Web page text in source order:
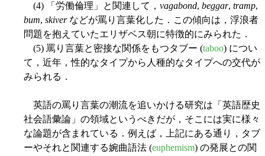
(4) 「労働倫理」と関連して， vagabond, beggar, tramp,
bum, skiverなどが罵り言葉化した．この傾向は，浮浪者
問題を抱えていたエリザベス朝に特徴的にみられた．
(5) 罵り言葉と密接な関係をもつタブー (taboo) につい
て，近年，性的なタイプから人種的なタイプへの交代が
みられる．
英語の罵り言葉の潮流を追いかける研究は「英語歴史
社会語彙論」の領域というべきだが，そこには実に様々
な論題が含まれている．例えば，上記にある通り，タブ
ーやそれと関連する婉曲語法 (euphemism) の発展との関